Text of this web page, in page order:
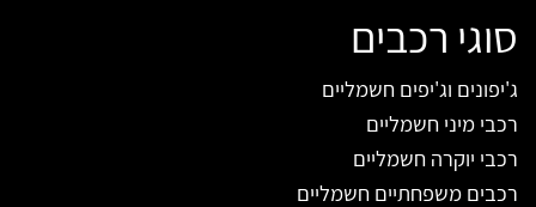
סוגי רכבים
ג'יפונים וג'יפים חשמליים
רכבי מיני חשמליים
רכבי יוקרה חשמליים
רכבים משפחתיים חשמליים